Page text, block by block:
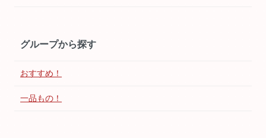
グループから探す
おすすめ！
一品もの！